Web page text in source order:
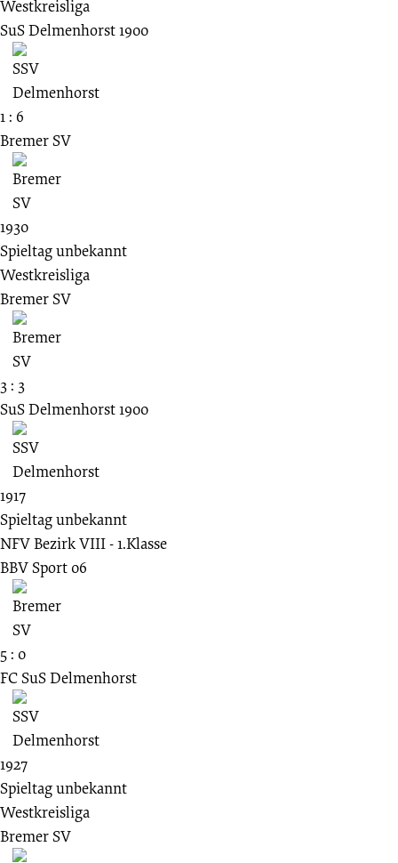
Westkreisliga
SuS Delmenhorst 1900
1 : 6
Bremer SV
1930
Spieltag unbekannt
Westkreisliga
Bremer SV
3 : 3
SuS Delmenhorst 1900
1917
Spieltag unbekannt
NFV Bezirk VIII - 1.Klasse
BBV Sport 06
5 : 0
FC SuS Delmenhorst
1927
Spieltag unbekannt
Westkreisliga
Bremer SV